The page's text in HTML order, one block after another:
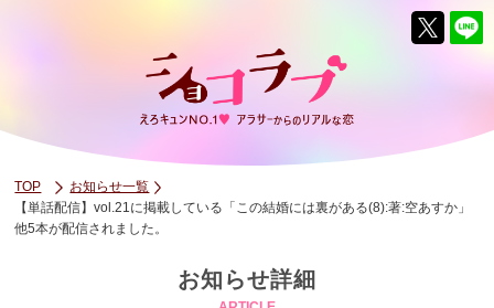
TOP
お知らせ一覧
【単話配信】vol.21に掲載している「この結婚には裏がある(8):著:空あすか」
他5本が配信されました。
お知らせ詳細